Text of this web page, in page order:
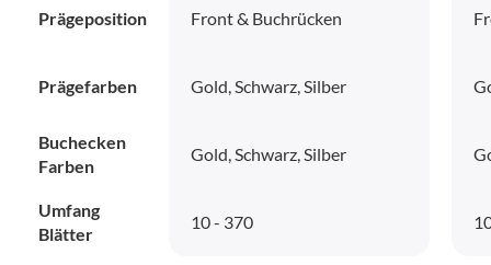
Prägeposition Front & Buchrücken
Prägefarben Gold, Schwarz, Silber
Buchecken
Farben
Gold, Schwarz, Silber
Umfang
Blätter
10 - 370